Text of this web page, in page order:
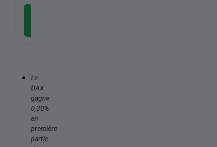
Le
DAX
gagne
0,30%
en
première
partie